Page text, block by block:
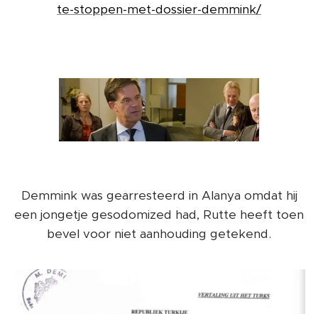
te-stoppen-met-dossier-demmink/
Demmink was gearresteerd in Alanya omdat hij
een jongetje gesodomized had, Rutte heeft toen
bevel voor niet aanhouding getekend.